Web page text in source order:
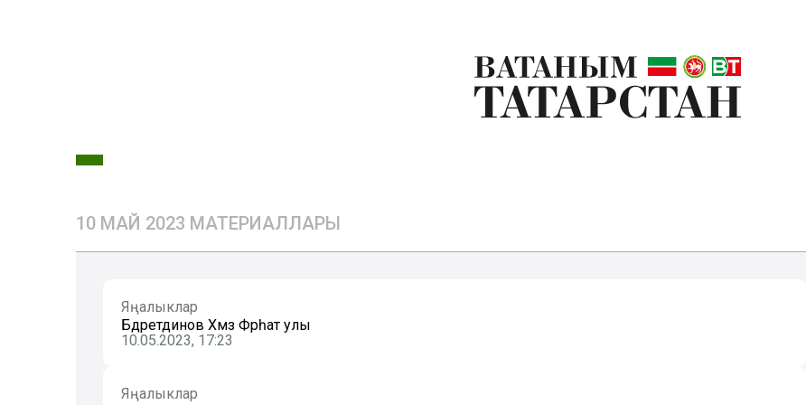
10 МАЙ 2023 МАТЕРИАЛЛАРЫ
Яңалыклар
Бәдретдинов Хәмзә Фәрһат улы
10.05.2023, 17:23
Яңалыклар